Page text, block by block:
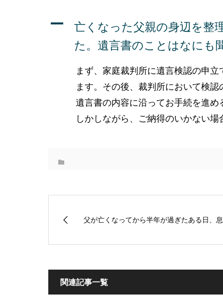
A
亡くなった父親の身辺を整
た。遺言書のことはなにも
まず、家庭裁判所に遺言検認の申
ます。その後、裁判所において検
遺言書の内容に沿ってお手続を進
しかしながら、ご納得のいかない
父が亡くなってから半年が過ぎたある日、
関連記事一覧